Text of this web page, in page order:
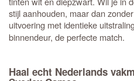
stijl aanhouden, maar dan
uitvoering met identieke
binnendeur, de perfecte match.
Haal echt Nederlands